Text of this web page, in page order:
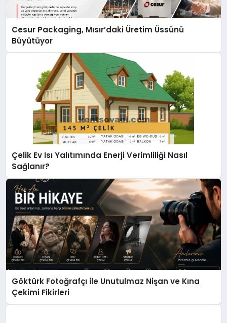
Cesur Packaging, Mısır’daki Üretim Üssünü
Büyütüyor
Çelik Ev Isı Yalıtımında Enerji Verimliliği Nasıl
Sağlanır?
Göktürk Fotoğrafçı ile Unutulmaz Nişan ve Kına
Çekimi Fikirleri